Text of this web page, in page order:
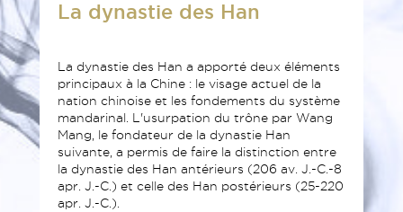
La dynastie des Han
La dynastie des Han a apporté deux éléments
principaux à la Chine : le visage actuel de la
nation chinoise et les fondements du système
mandarinal. L'usurpation du trône par Wang
Mang, le fondateur de la dynastie Han
suivante, a permis de faire la distinction entre
la dynastie des Han antérieurs (206 av. J.-C.-8
apr. J.-C.) et celle des Han postérieurs (25-220
apr. J.-C.).